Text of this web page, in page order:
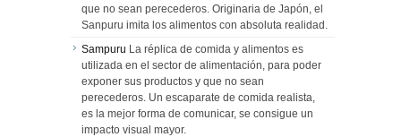
que no sean perecederos. Originaria de Japón, el
Sanpuru imita los alimentos con absoluta realidad.
Sampuru La réplica de comida y alimentos es
utilizada en el sector de alimentación, para poder
exponer sus productos y que no sean
perecederos. Un escaparate de comida realista,
es la mejor forma de comunicar, se consigue un
impacto visual mayor.